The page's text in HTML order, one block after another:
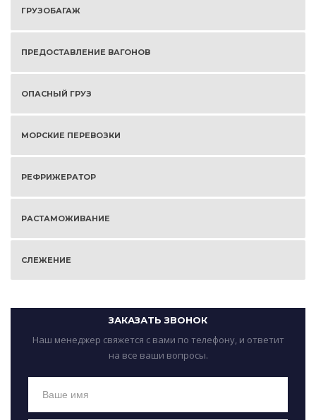
ГРУЗОБАГАЖ
ПРЕДОСТАВЛЕНИЕ ВАГОНОВ
ОПАСНЫЙ ГРУЗ
МОРСКИЕ ПЕРЕВОЗКИ
РЕФРИЖЕРАТОР
РАСТАМОЖИВАНИЕ
СЛЕЖЕНИЕ
ЗАКАЗАТЬ ЗВОНОК
Наш менеджер свяжется с вами по телефону, и ответит
на все ваши вопросы.